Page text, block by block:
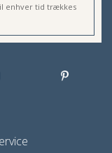
enhver tid trækkes